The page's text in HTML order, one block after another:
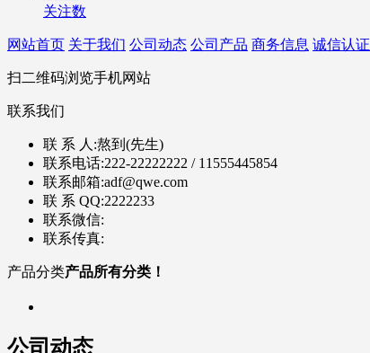
关注数
网站首页 关于我们 公司动态 公司产品 商务信息 诚信认证
扫二维码浏览手机网站
联系我们
联 系 人:熬到(先生)
联系电话:222-22222222 / 11555445854
联系邮箱:adf@qwe.com
联 系 QQ:2222233
联系微信:
联系传真:
产品分类产品所有分类！
公司动态